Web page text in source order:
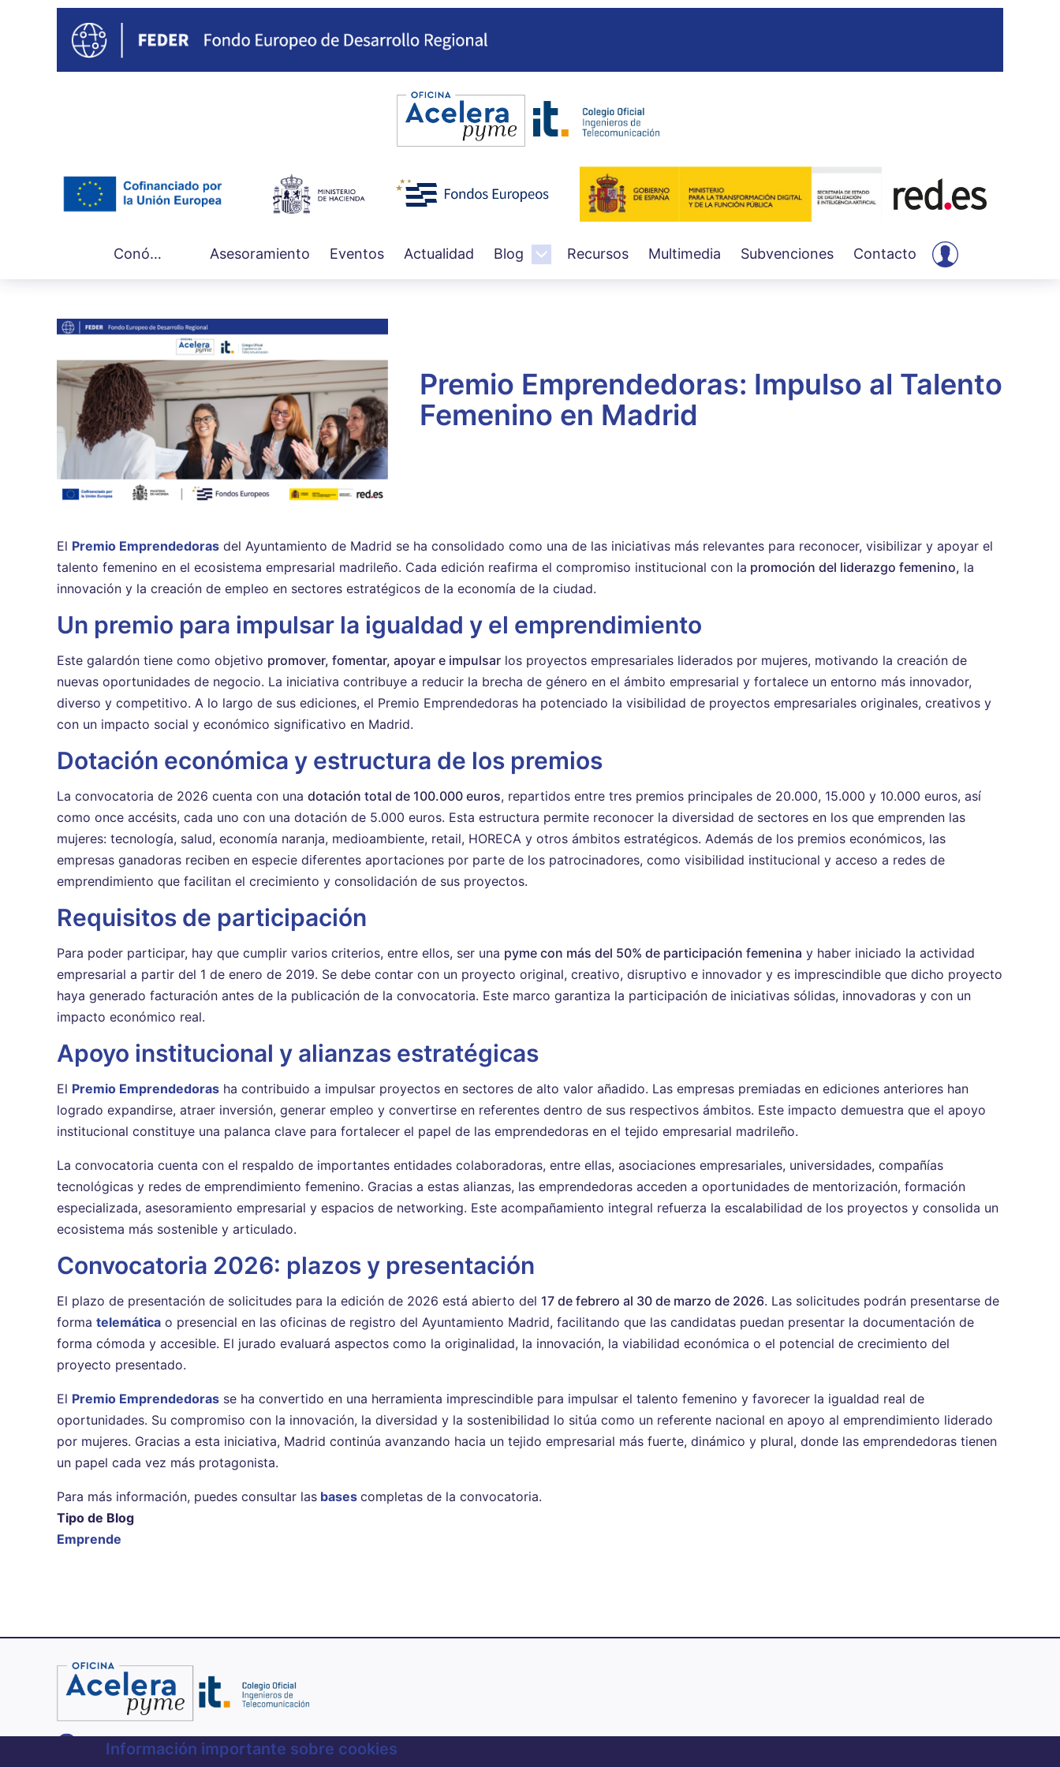
Pasar
principal
MainConócenos Asesoramiento Eventos Actualidad Blog Recursos Multimedia Subvenciones Contacto
User
account
Premio Emprendedoras: Impulso al Talento
Femenino en Madrid
El Premio Emprendedoras del Ayuntamiento de Madrid se ha consolidado como una de las iniciativas más relevantes para reconocer, visibilizar y apoyar el
talento femenino en el ecosistema empresarial madrileño. Cada edición reafirma el compromiso institucional con la promoción del liderazgo femenino, la
innovación y la creación de empleo en sectores estratégicos de la economía de la ciudad.
Un premio para impulsar la igualdad y el emprendimiento
Este galardón tiene como objetivo promover, fomentar, apoyar e impulsar los proyectos empresariales liderados por mujeres, motivando la creación de
nuevas oportunidades de negocio. La iniciativa contribuye a reducir la brecha de género en el ámbito empresarial y fortalece un entorno más innovador,
diverso y competitivo. A lo largo de sus ediciones, el Premio Emprendedoras ha potenciado la visibilidad de proyectos empresariales originales, creativos y
con un impacto social y económico significativo en Madrid.
Dotación económica y estructura de los premios
La convocatoria de 2026 cuenta con una dotación total de 100.000 euros, repartidos entre tres premios principales de 20.000, 15.000 y 10.000 euros, así
como once accésits, cada uno con una dotación de 5.000 euros. Esta estructura permite reconocer la diversidad de sectores en los que emprenden las
mujeres: tecnología, salud, economía naranja, medioambiente, retail, HORECA y otros ámbitos estratégicos. Además de los premios económicos, las
empresas ganadoras reciben en especie diferentes aportaciones por parte de los patrocinadores, como visibilidad institucional y acceso a redes de
emprendimiento que facilitan el crecimiento y consolidación de sus proyectos.
Requisitos de participación
Para poder participar, hay que cumplir varios criterios, entre ellos, ser una pyme con más del 50% de participación femenina y haber iniciado la actividad
empresarial a partir del 1 de enero de 2019. Se debe contar con un proyecto original, creativo, disruptivo e innovador y es imprescindible que dicho proyecto
haya generado facturación antes de la publicación de la convocatoria. Este marco garantiza la participación de iniciativas sólidas, innovadoras y con un
impacto económico real.
Apoyo institucional y alianzas estratégicas
El Premio Emprendedoras ha contribuido a impulsar proyectos en sectores de alto valor añadido. Las empresas premiadas en ediciones anteriores han
logrado expandirse, atraer inversión, generar empleo y convertirse en referentes dentro de sus respectivos ámbitos. Este impacto demuestra que el apoyo
institucional constituye una palanca clave para fortalecer el papel de las emprendedoras en el tejido empresarial madrileño.
La convocatoria cuenta con el respaldo de importantes entidades colaboradoras, entre ellas, asociaciones empresariales, universidades, compañías
tecnológicas y redes de emprendimiento femenino. Gracias a estas alianzas, las emprendedoras acceden a oportunidades de mentorización, formación
especializada, asesoramiento empresarial y espacios de networking. Este acompañamiento integral refuerza la escalabilidad de los proyectos y consolida un
ecosistema más sostenible y articulado.
Convocatoria 2026: plazos y presentación
El plazo de presentación de solicitudes para la edición de 2026 está abierto del 17 de febrero al 30 de marzo de 2026. Las solicitudes podrán presentarse de
forma telemática o presencial en las oficinas de registro del Ayuntamiento Madrid, facilitando que las candidatas puedan presentar la documentación de
forma cómoda y accesible. El jurado evaluará aspectos como la originalidad, la innovación, la viabilidad económica o el potencial de crecimiento del
proyecto presentado.
El Premio Emprendedoras se ha convertido en una herramienta imprescindible para impulsar el talento femenino y favorecer la igualdad real de
oportunidades. Su compromiso con la innovación, la diversidad y la sostenibilidad lo sitúa como un referente nacional en apoyo al emprendimiento liderado
por mujeres. Gracias a esta iniciativa, Madrid continúa avanzando hacia un tejido empresarial más fuerte, dinámico y plural, donde las emprendedoras tienen
un papel cada vez más protagonista.
Para más información, puedes consultar las bases completas de la convocatoria.
Tipo de Blog
Emprende
900 701 151
Información importante sobre cookies